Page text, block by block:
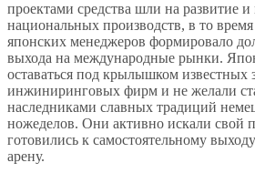
проектами средства шли на развитие
национальных производств, в то
японских менеджеров формировало
выхода на международные рынки.
оставаться под крылышком известных
инжиниринговых фирм и не желали
наследниками славных традиций
ножеделов. Они активно искали свой
готовились к самостоятельному
арену.